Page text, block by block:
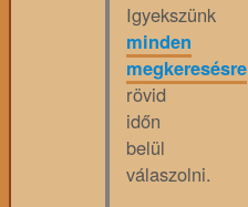
Igyekszünk
minden
megkeresésre
rövid
időn
belül
válaszolni.